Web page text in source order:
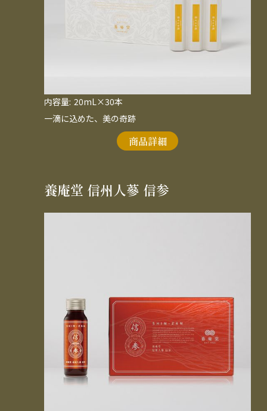
商品詳細
内容量: 20mL×30本
一滴に込めた、美の奇跡
養庵堂 信州人蔘 信参